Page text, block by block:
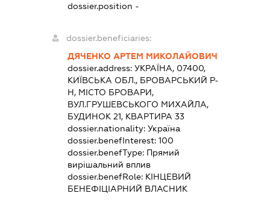
dossier.position -
dossier.beneficiaries:
ДЯЧЕНКО АРТЕМ МИКОЛАЙОВИЧ
dossier.address: УКРАЇНА, 07400,
КИЇВСЬКА ОБЛ., БРОВАРСЬКИЙ Р-
Н, МІСТО БРОВАРИ,
ВУЛ.ГРУШЕВСЬКОГО МИХАЙЛА,
БУДИНОК 21, КВАРТИРА 33
dossier.nationality: Україна
dossier.benefInterest: 100
dossier.benefType: Прямий
вирішальний вплив
dossier.benefRole: КІНЦЕВИЙ
БЕНЕФІЦІАРНИЙ ВЛАСНИК